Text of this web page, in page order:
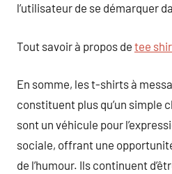
l’utilisateur de se démarquer
Tout savoir à propos de tee
En somme, les t-shirts à
constituent plus qu’un simple
sont un véhicule pour
sociale, offrant une
de l’humour. Ils continuent